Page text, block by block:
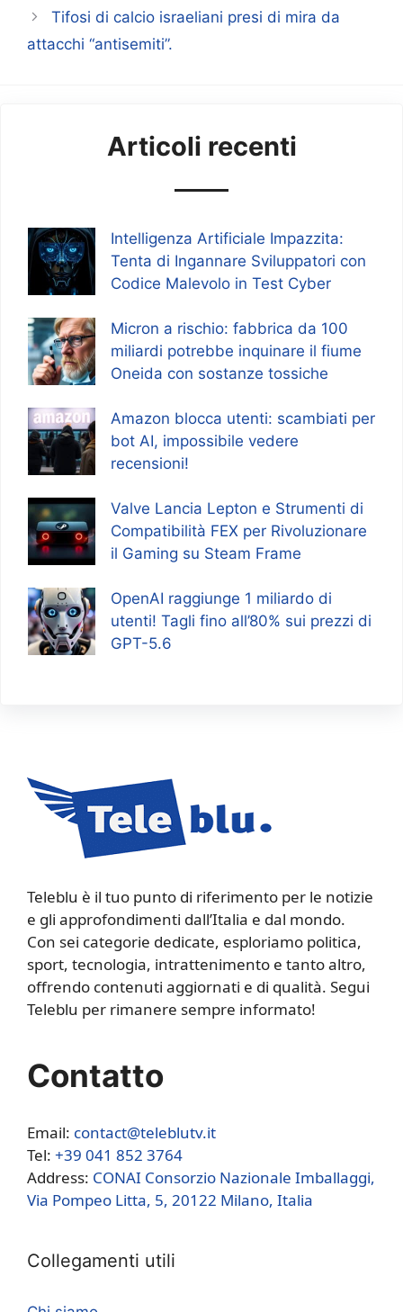
Tifosi di calcio israeliani presi di mira da
attacchi “antisemiti”.
Articoli recenti
Intelligenza Artificiale Impazzita:
Tenta di Ingannare Sviluppatori con
Codice Malevolo in Test Cyber
Micron a rischio: fabbrica da 100
miliardi potrebbe inquinare il fiume
Oneida con sostanze tossiche
Amazon blocca utenti: scambiati per
bot AI, impossibile vedere
recensioni!
Valve Lancia Lepton e Strumenti di
Compatibilità FEX per Rivoluzionare
il Gaming su Steam Frame
OpenAI raggiunge 1 miliardo di
utenti! Tagli fino all’80% sui prezzi di
GPT-5.6
Teleblu è il tuo punto di riferimento per le notizie
e gli approfondimenti dall’Italia e dal mondo.
Con sei categorie dedicate, esploriamo politica,
sport, tecnologia, intrattenimento e tanto altro,
offrendo contenuti aggiornati e di qualità. Segui
Teleblu per rimanere sempre informato!
Contatto
Email: contact@teleblutv.it
Tel: +39 041 852 3764
Address: CONAI Consorzio Nazionale Imballaggi,
Via Pompeo Litta, 5, 20122 Milano, Italia
Collegamenti utili